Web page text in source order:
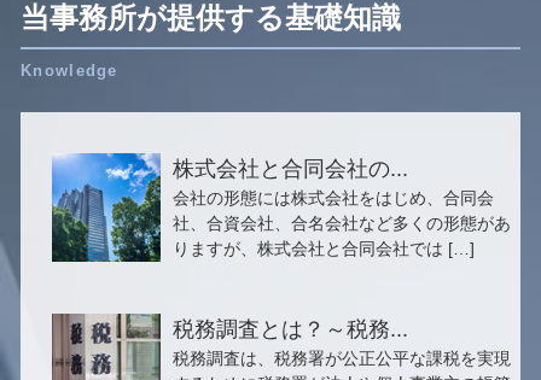
当事務所が提供する基礎知識
株式会社と合同会社の...
会社の形態には株式会社をはじめ、合同会
社、合資会社、合名会社など多くの形態があ
りますが、株式会社と合同会社では […]
税務調査とは？～税務...
税務調査は、税務署が公正公平な課税を実現